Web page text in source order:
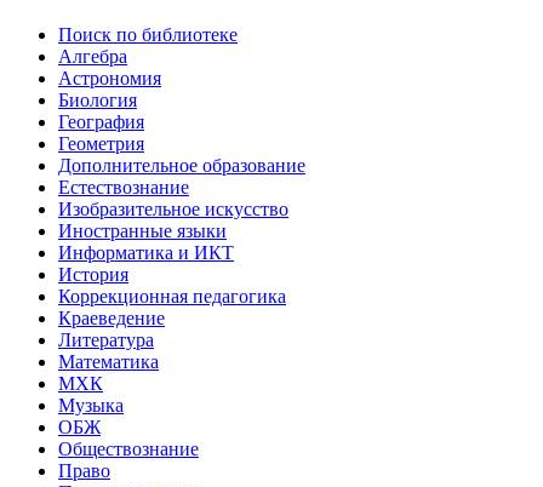
Поиск по библиотеке
Алгебра
Астрономия
Биология
География
Геометрия
Дополнительное образование
Естествознание
Изобразительное искусство
Иностранные языки
Информатика и ИКТ
История
Коррекционная педагогика
Краеведение
Литература
Математика
МХК
Музыка
ОБЖ
Обществознание
Право